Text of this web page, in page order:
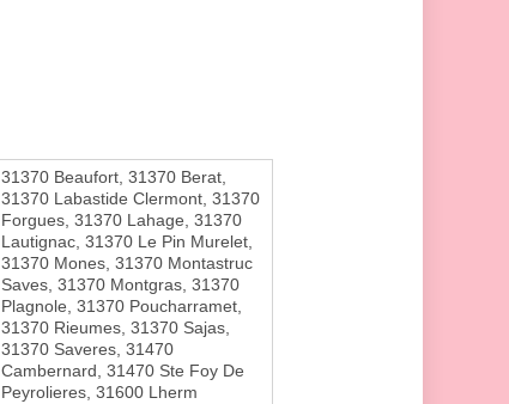
31370 Beaufort, 31370 Berat,
31370 Labastide Clermont, 31370
Forgues, 31370 Lahage, 31370
Lautignac, 31370 Le Pin Murelet,
31370 Mones, 31370 Montastruc
Saves, 31370 Montgras, 31370
Plagnole, 31370 Poucharramet,
31370 Rieumes, 31370 Sajas,
31370 Saveres, 31470
Cambernard, 31470 Ste Foy De
Peyrolieres, 31600 Lherm